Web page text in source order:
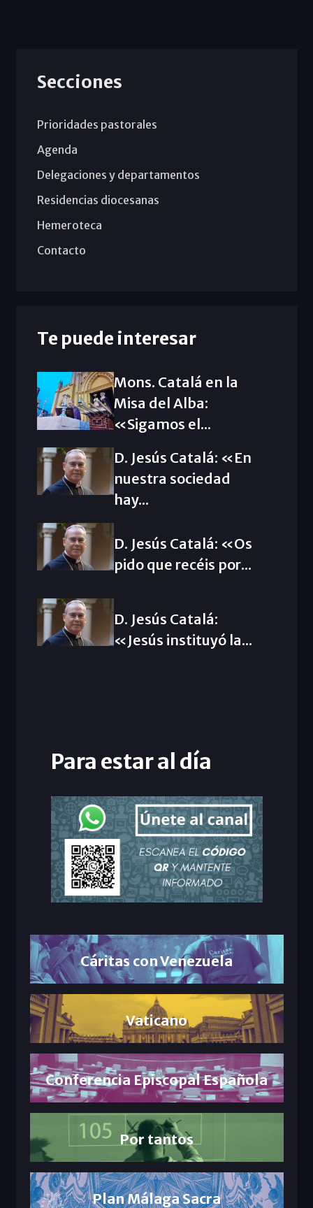
Secciones
Prioridades pastorales
Agenda
Delegaciones y departamentos
Residencias diocesanas
Hemeroteca
Contacto
Te puede interesar
Mons. Catalá en la
Misa del Alba:
«Sigamos el...
D. Jesús Catalá: «En
nuestra sociedad
hay...
D. Jesús Catalá: «Os
pido que recéis por...
D. Jesús Catalá:
«Jesús instituyó la...
Para estar al día
Cáritas con Venezuela
Vaticano
Conferencia Episcopal Española
Por tantos
Plan Málaga Sacra